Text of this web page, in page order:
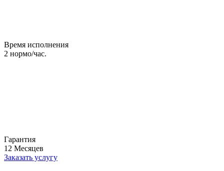
Время исполнения
2 нормо/час.
Гарантия
12 Месяцев
Заказать услугу